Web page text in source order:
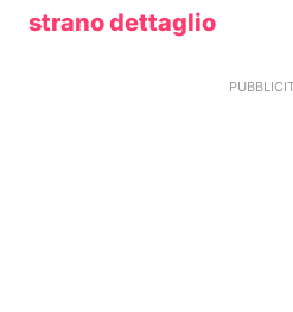
strano dettaglio